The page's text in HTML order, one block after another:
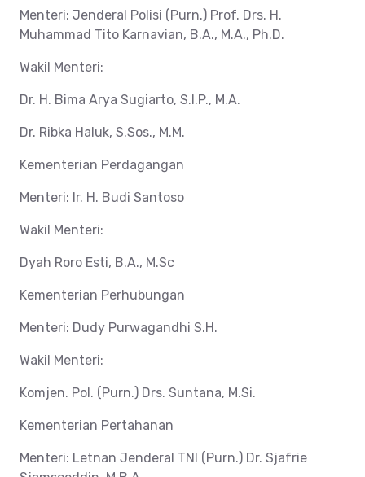
Menteri: Jenderal Polisi (Purn.) Prof. Drs. H.
Muhammad Tito Karnavian, B.A., M.A., Ph.D.
Wakil Menteri:
Dr. H. Bima Arya Sugiarto, S.I.P., M.A.
Dr. Ribka Haluk, S.Sos., M.M.
Kementerian Perdagangan
Menteri: Ir. H. Budi Santoso
Wakil Menteri:
Dyah Roro Esti, B.A., M.Sc
Kementerian Perhubungan
Menteri: Dudy Purwagandhi S.H.
Wakil Menteri:
Komjen. Pol. (Purn.) Drs. Suntana, M.Si.
Kementerian Pertahanan
Menteri: Letnan Jenderal TNI (Purn.) Dr. Sjafrie